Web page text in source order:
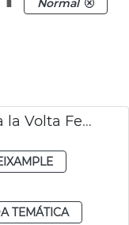
Dispositivos de tráfico para la Volta Femenina de la CV y el carnaval de Russafa
TEMÁTICA